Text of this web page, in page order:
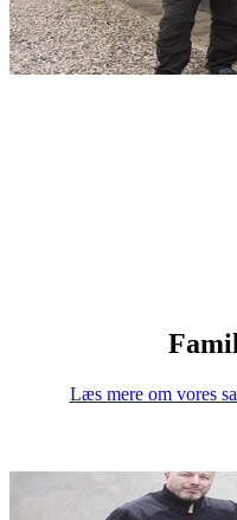
Læs mere om vores